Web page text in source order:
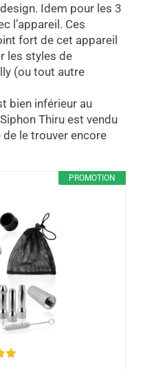
Idem pour les 3
l’appareil. Ces
fort de cet appareil
les styles de
(ou tout autre
bien inférieur au
Thiru est vendu
de le trouver encore
PROMOTION